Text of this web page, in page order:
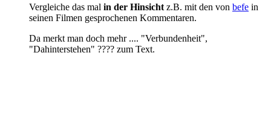
Vergleiche das mal in der Hinsicht z.B. mit den von befe in
seinen Filmen gesprochenen Kommentaren.
Da merkt man doch mehr .... "Verbundenheit",
"Dahinterstehen" ???? zum Text.